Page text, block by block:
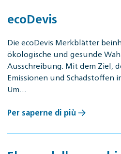
ecoDevis
Die ecoDevis Merkblätter
ökologische und gesunde
Ausschreibung. Mit dem Ziel,
Emissionen und Schadstoffen
Um…
Per saperne di più